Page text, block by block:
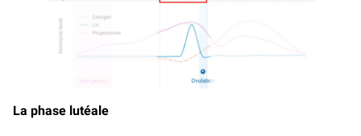
La phase lutéale